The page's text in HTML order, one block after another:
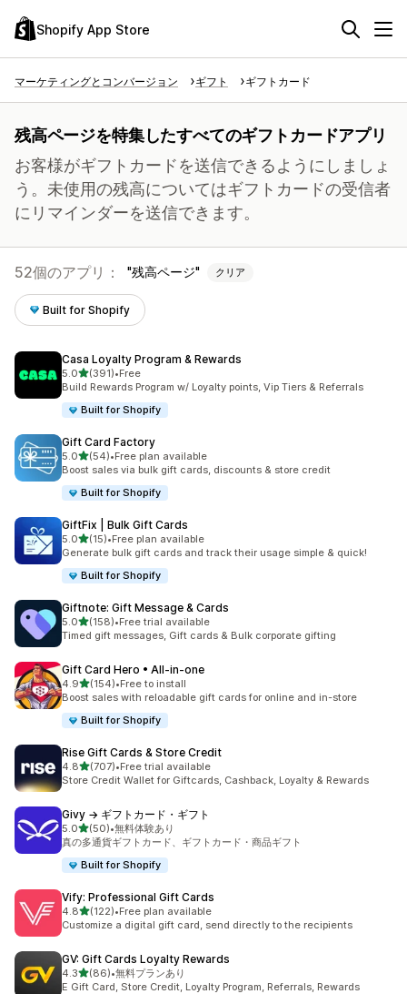
Shopify App Store
マーケティングとコンバージョン ギフト ギフトカード
残高ページを特集したすべてのギフトカードアプリ
お客様がギフトカードを送信できるようにしましょ
う。未使用の残高についてはギフトカードの受信者
にリマインダーを送信できます。
52個のアプリ： 残高ページ クリア
Built for Shopify
Casa Loyalty Program & Rewards
5.05つ星中
(391)
合計レビュー数：391件
•Free
Build Rewards Program w/ Loyalty points, Vip Tiers & Referrals
Built for Shopify
Gift Card Factory
5.05つ星中
(54)
合計レビュー数：54件
•Free plan available
Boost sales via bulk gift cards, discounts & store credit
Built for Shopify
GiftFix | Bulk Gift Cards
5.05つ星中
(15)
合計レビュー数：15件
•Free plan available
Generate bulk gift cards and track their usage simple & quick!
Built for Shopify
Giftnote: Gift Message & Cards
5.05つ星中
(158)
合計レビュー数：158件
•Free trial available
Timed gift messages, Gift cards & Bulk corporate gifting
Gift Card Hero • All‑in‑one
4.95つ星中
(154)
合計レビュー数：154件
•Free to install
Boost sales with reloadable gift cards for online and in-store
Built for Shopify
Rise Gift Cards & Store Credit
4.85つ星中
(707)
合計レビュー数：707件
•Free trial available
Store Credit Wallet for Giftcards, Cashback, Loyalty & Rewards
Givy → ギフトカード・ギフト
5.05つ星中
(50)
合計レビュー数：50件
•無料体験あり
真の多通貨ギフトカード、ギフトカード・商品ギフト
Built for Shopify
Vify: Professional Gift Cards
4.85つ星中
(122)
合計レビュー数：122件
•Free plan available
Customize a digital gift card, send directly to the recipients
GV: Gift Cards Loyalty Rewards
4.35つ星中
(86)
合計レビュー数：86件
•無料プランあり
E Gift Card, Store Credit, Loyalty Program, Referrals, Rewards